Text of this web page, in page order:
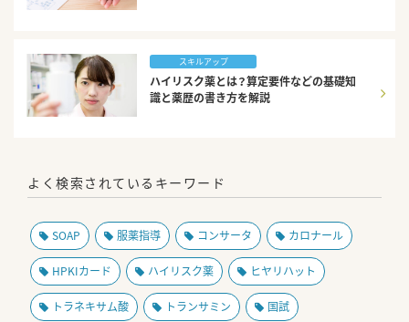
スキルアップ
ハイリスク薬とは？算定要件などの基礎知
識と薬歴の書き方を解説
よく検索されているキーワード
SOAP 服薬指導 コンサータ カロナール
HPKIカード ハイリスク薬 ヒヤリハット
トラネキサム酸 トランサミン 国試